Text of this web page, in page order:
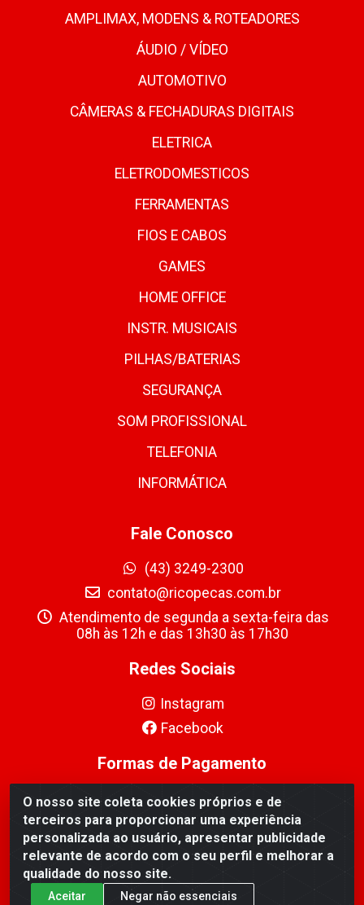
O nosso site coleta cookies próprios e de
terceiros para proporcionar uma experiência
personalizada ao usuário, apresentar publicidade
relevante de acordo com o seu perfil e melhorar a
qualidade do nosso site.
Aceitar Negar não essenciais
AMPLIMAX, MODENS & ROTEADORES
ÁUDIO / VÍDEO
AUTOMOTIVO
CÂMERAS & FECHADURAS DIGITAIS
ELETRICA
ELETRODOMESTICOS
FERRAMENTAS
FIOS E CABOS
GAMES
HOME OFFICE
INSTR. MUSICAIS
PILHAS/BATERIAS
SEGURANÇA
SOM PROFISSIONAL
TELEFONIA
INFORMÁTICA
Fale Conosco
(43) 3249-2300
contato@ricopecas.com.br
Atendimento de segunda a sexta-feira das
08h às 12h e das 13h30 às 17h30
Redes Sociais
Instagram
Facebook
Formas de Pagamento
Ricopeças Comércio de componentes Eletrônicos Ltda -
Rua Alicio Francisco Mafra, 968 - Jardim Taroba,
Cambé/PR - CEP 86.191-390 - CNPJ 06.241.208/0001-